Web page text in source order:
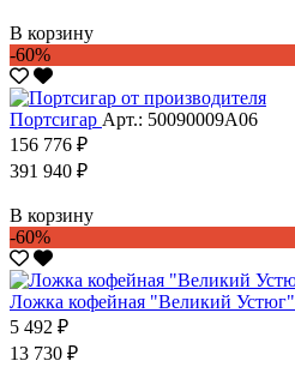
В корзину
-60%
Портсигар Арт.: 50090009А06
156 776 ₽
391 940 ₽
В корзину
-60%
Ложка кофейная "Великий Устюг"
5 492 ₽
13 730 ₽